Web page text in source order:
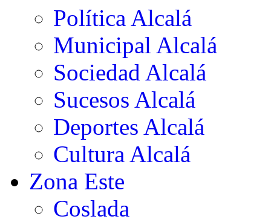
Política Alcalá
Municipal Alcalá
Sociedad Alcalá
Sucesos Alcalá
Deportes Alcalá
Cultura Alcalá
Zona Este
Coslada